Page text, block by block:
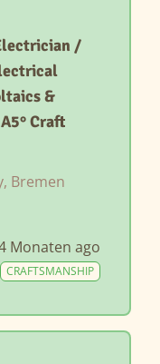
/
&
Craft
Bremen
Monaten ago
CRAFTSMANSHIP